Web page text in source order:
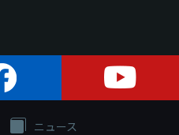
ニュース